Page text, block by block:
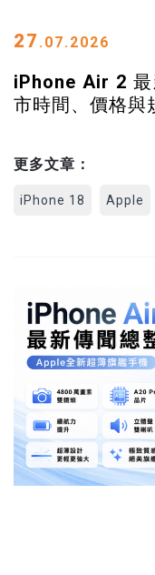
27 .07.2026
iPhone Air 2
市時間、價格與
更多文章：
iPhone 18 Apple